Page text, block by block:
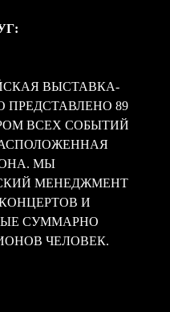
ВЫСТАВКА-
89
ВСЕХ СОБЫТИЙ
МЫ
МЕНЕДЖМЕНТ
И
СУММАРНО
ЧЕЛОВЕК.